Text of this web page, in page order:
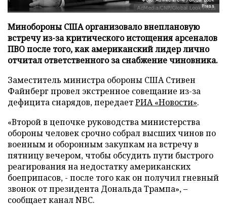
Press
Минобороны США организовало внеплановую
встречу из-за критического истощения арсеналов
ПВО после того, как американский лидер лично
отчитал ответственного за снабжение чиновника.
Заместитель министра обороны США Стивен
Файнберг провел экстренное совещание из-за
дефицита снарядов, передаетРИА «Новости».
«Второй в цепочке руководства министерства
обороны человек срочно собрал высших чинов по
военным и оборонным закупкам на встречу в
пятницу вечером, чтобы обсудить пути быстрого
реагирования на недостатку американских
боеприпасов, - после того как он получил гневный
звонок от президента Дональда Трампа», –
сообщает канал NBC.